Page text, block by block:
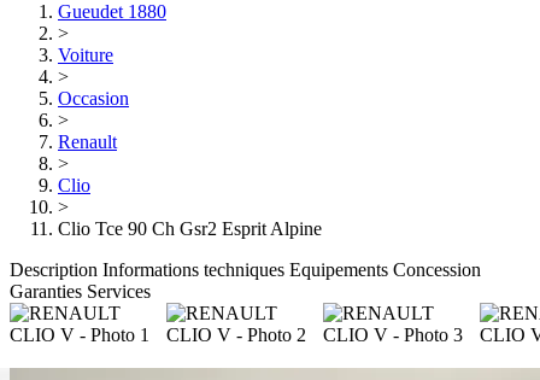
Gueudet 1880
>
Voiture
>
Occasion
>
Renault
>
Clio
>
Clio Tce 90 Ch Gsr2 Esprit Alpine
Description Informations techniques Equipements Concession
Garanties Services